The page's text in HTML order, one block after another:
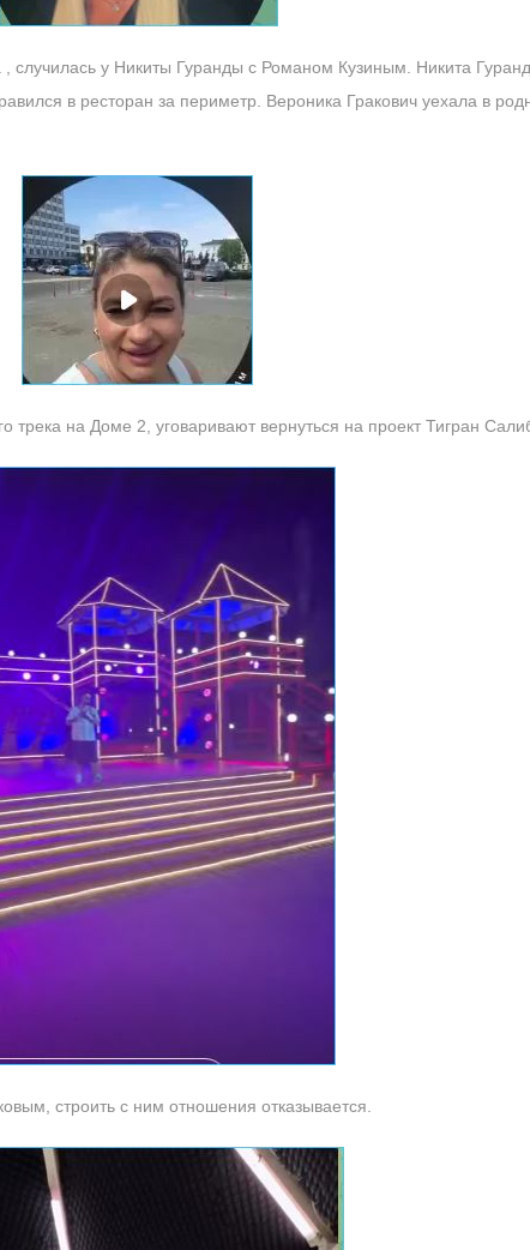
случилась у Никиты Гуранды с Романом Кузиным. Никита
в ресторан за периметр. Вероника Гракович уехала в
трека на Доме 2, уговаривают вернуться на проект Тигран
строить с ним отношения отказывается.